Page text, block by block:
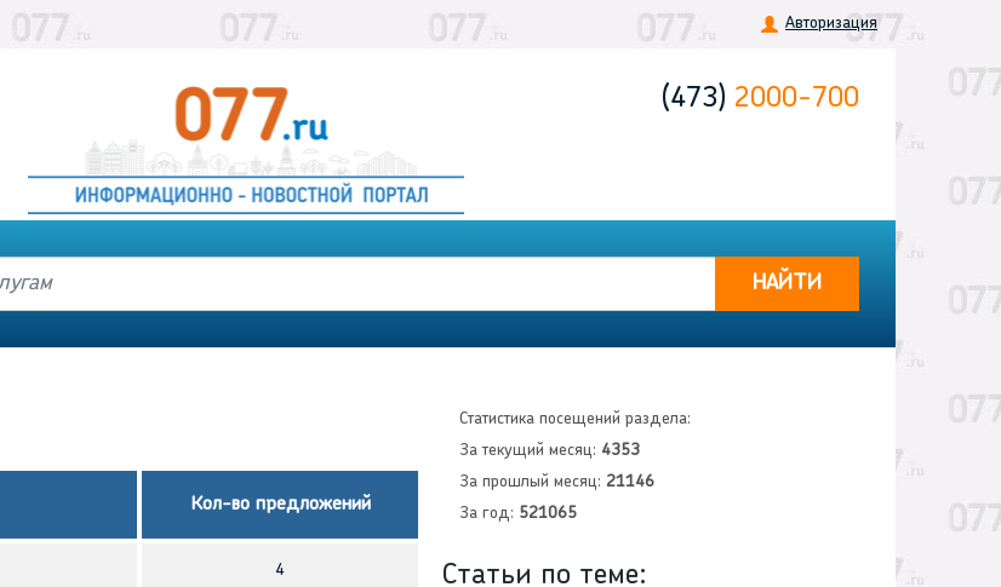
Авторизация
(473) 2000-700
НАЙТИ
Кол-во предложений
4
Статистика посещений раздела:
За текущий месяц: 4353
За прошлый месяц: 21146
За год: 521065
Статьи по теме: